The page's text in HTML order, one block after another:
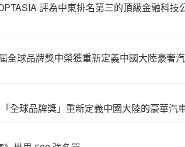
評為中東排名第三的頂級金融科技
全球品牌獎中榮獲重新定義中國大陸豪奢汽
全球品牌獎」重新定義中國大陸的豪華汽